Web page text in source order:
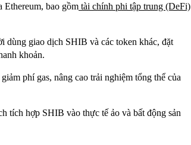
Ethereum, bao gồm tài chính phi tập trung (DeFi)
dùng giao dịch SHIB và các token khác, đặt
khoản.
phí gas, nâng cao trải nghiệm tổng thể của
tích hợp SHIB vào thực tế ảo và bất động sản